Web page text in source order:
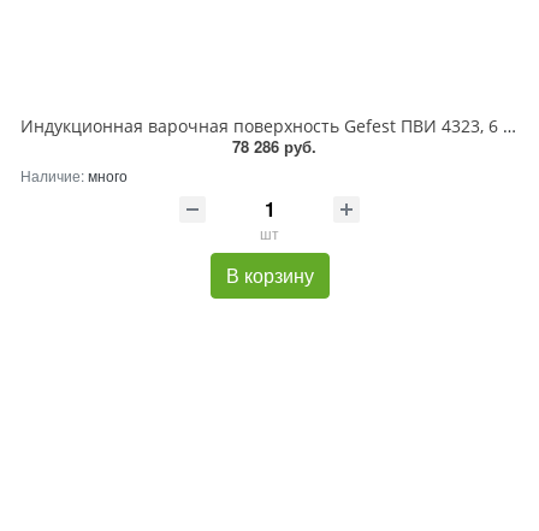
Индукционная варочная поверхность Gefest ПВИ 4323, 6 конфорок, с зоной расширения, стеклокерамика, 10500 Вт
78 286 руб.
Наличие:много
шт
В корзину